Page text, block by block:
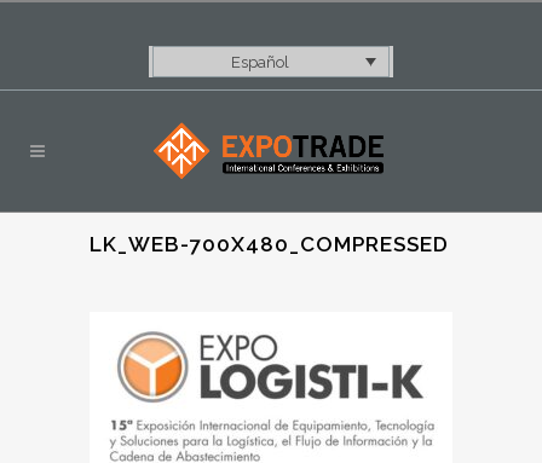
Español
LK_WEB-700X480_COMPRESSED